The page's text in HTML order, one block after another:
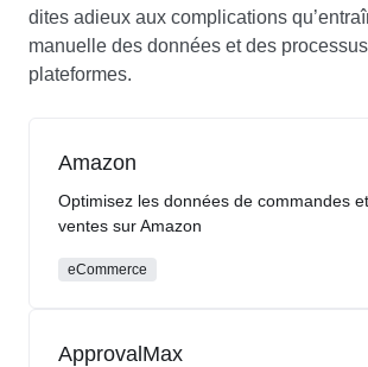
dites adieux aux complications
manuelle des données et des
plateformes.
Amazon
Optimisez les données de commandes
ventes sur Amazon
eCommerce
ApprovalMax